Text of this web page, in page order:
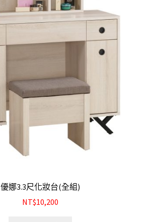
優娜3.3尺化妝台(全組)
NT$10,200